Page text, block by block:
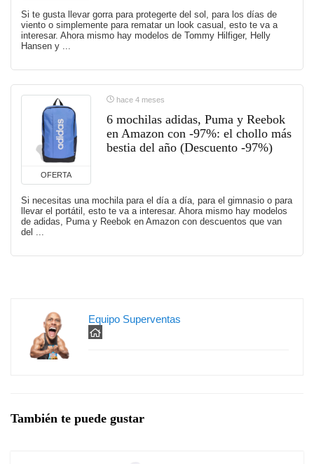
Si te gusta llevar gorra para protegerte del sol, para los días de
viento o simplemente para rematar un look casual, esto te va a
interesar. Ahora mismo hay modelos de Tommy Hilfiger, Helly
Hansen y ...
OFERTA
hace 4 meses
6 mochilas adidas, Puma y Reebok
en Amazon con -97%: el chollo más
bestia del año (Descuento -97%)
Si necesitas una mochila para el día a día, para el gimnasio o para
llevar el portátil, esto te va a interesar. Ahora mismo hay modelos
de adidas, Puma y Reebok en Amazon con descuentos que van
del ...
Equipo Superventas
También te puede gustar